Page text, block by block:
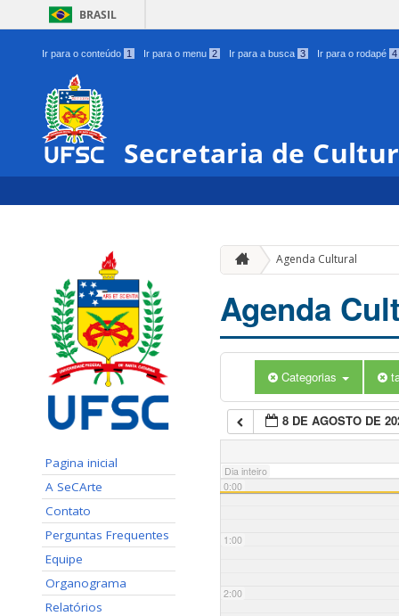
BRASIL
Ir para o conteúdo 1 Ir para o menu 2 Ir para a busca 3 Ir para o rodapé 4
Secretaria de
Pagina inicial
A SeCArte
Contato
Perguntas Frequentes
Equipe
Organograma
Relatórios
Agenda Cultural
Agenda
Categorias
8 DE AGOSTO DE
Dia inteiro
0:00
1:00
2:00